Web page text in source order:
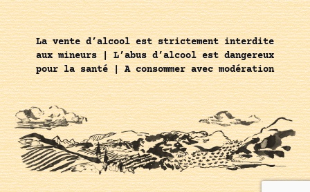
La vente d’alcool est strictement interdite
aux mineurs | L’abus d’alcool est dangereux
pour la santé | A consommer avec modération